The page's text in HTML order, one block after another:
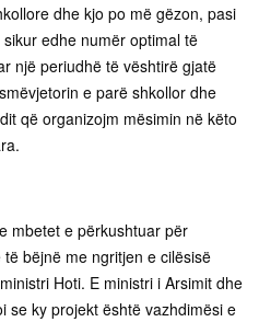
dhe kjo po më gëzon, pasi
edhe numër optimal të
një periudhë të vështirë gjatë
e parë shkollor dhe
që organizojm mësimin në këto
mbetet e përkushtuar për
bëjnë me ngritjen e cilësisë
Hoti. E ministri i Arsimit dhe
se ky projekt është vazhdimësi e